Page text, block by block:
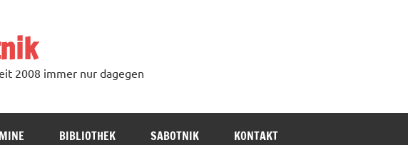
2008 immer nur dagegen
BIBLIOTHEK SABOTNIK KONTAKT